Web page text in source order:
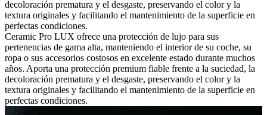
decoloración prematura y el desgaste, preservando el color y la
textura originales y facilitando el mantenimiento de la superficie en
perfectas condiciones.
Ceramic Pro LUX ofrece una protección de lujo para sus
pertenencias de gama alta, manteniendo el interior de su coche, su
ropa o sus accesorios costosos en excelente estado durante muchos
años. Aporta una protección premium fiable frente a la suciedad, la
decoloración prematura y el desgaste, preservando el color y la
textura originales y facilitando el mantenimiento de la superficie en
perfectas condiciones.